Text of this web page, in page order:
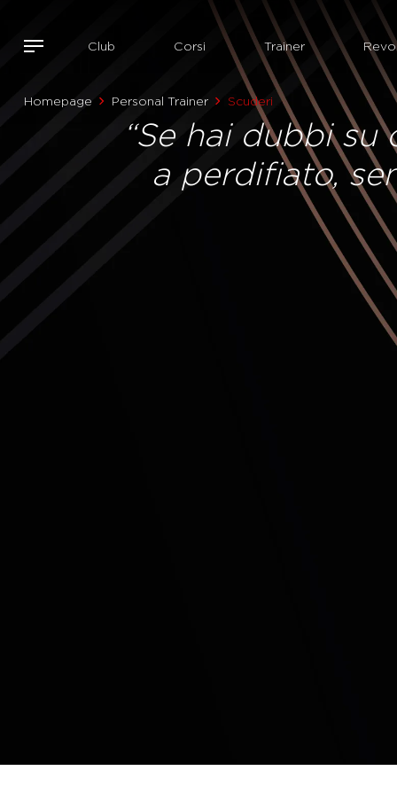
Club Corsi Trainer
Homepage Personal Trainer Scuderi
“Se hai dubbi
a perdifiato,